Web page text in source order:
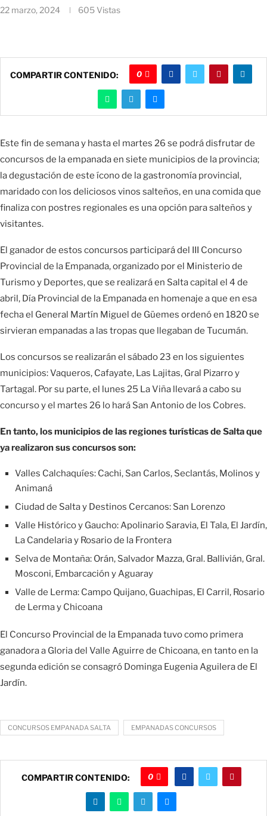
22 marzo, 2024 605 Vistas
COMPARTIR CONTENIDO: 0
Este fin de semana y hasta el martes 26 se podrá disfrutar de
concursos de la empanada en siete municipios de la provincia;
la degustación de este ícono de la gastronomía provincial,
maridado con los deliciosos vinos salteños, en una comida que
finaliza con postres regionales es una opción para salteños y
visitantes.
El ganador de estos concursos participará del III Concurso
Provincial de la Empanada, organizado por el Ministerio de
Turismo y Deportes, que se realizará en Salta capital el 4 de
abril, Día Provincial de la Empanada en homenaje a que en esa
fecha el General Martín Miguel de Güemes ordenó en 1820 se
sirvieran empanadas a las tropas que llegaban de Tucumán.
Los concursos se realizarán el sábado 23 en los siguientes
municipios: Vaqueros, Cafayate, Las Lajitas, Gral Pizarro y
Tartagal. Por su parte, el lunes 25 La Viña llevará a cabo su
concurso y el martes 26 lo hará San Antonio de los Cobres.
En tanto, los municipios de las regiones turísticas de Salta que
ya realizaron sus concursos son:
Valles Calchaquíes: Cachi, San Carlos, Seclantás, Molinos y
Animaná
Ciudad de Salta y Destinos Cercanos: San Lorenzo
Valle Histórico y Gaucho: Apolinario Saravia, El Tala, El Jardín,
La Candelaria y Rosario de la Frontera
Selva de Montaña: Orán, Salvador Mazza, Gral. Ballivián, Gral.
Mosconi, Embarcación y Aguaray
Valle de Lerma: Campo Quijano, Guachipas, El Carril, Rosario
de Lerma y Chicoana
El Concurso Provincial de la Empanada tuvo como primera
ganadora a Gloria del Valle Aguirre de Chicoana, en tanto en la
segunda edición se consagró Dominga Eugenia Aguilera de El
Jardín.
CONCURSOS EMPANADA SALTA EMPANADAS CONCURSOS
COMPARTIR CONTENIDO: 0